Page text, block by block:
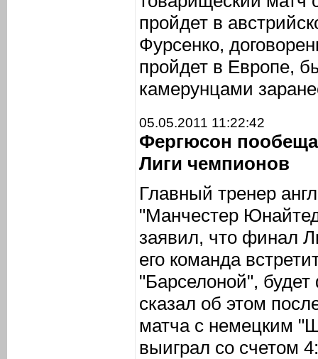
пройдет в
Фурсенко,
пройдет в Европе,
камерунцами
05.05.2011 11:22:42
Фергюсон
Лиги чемпионов
Главный тренер
"Манчестер
заявил, что финал
его команда
"Барселоной",
сказал об этом
матча с немецким
выиграл со счетом